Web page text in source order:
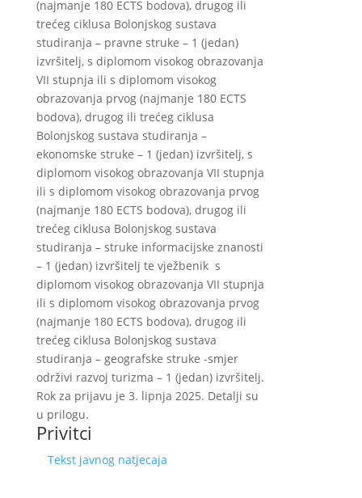
(najmanje 180 ECTS bodova), drugog ili
trećeg ciklusa Bolonjskog sustava
studiranja – pravne struke – 1 (jedan)
izvršitelj, s diplomom visokog obrazovanja
VII stupnja ili s diplomom visokog
obrazovanja prvog (najmanje 180 ECTS
bodova), drugog ili trećeg ciklusa
Bolonjskog sustava studiranja –
ekonomske struke – 1 (jedan) izvršitelj, s
diplomom visokog obrazovanja VII stupnja
ili s diplomom visokog obrazovanja prvog
(najmanje 180 ECTS bodova), drugog ili
trećeg ciklusa Bolonjskog sustava
studiranja – struke informacijske znanosti
– 1 (jedan) izvršitelj te vježbenik s
diplomom visokog obrazovanja VII stupnja
ili s diplomom visokog obrazovanja prvog
(najmanje 180 ECTS bodova), drugog ili
trećeg ciklusa Bolonjskog sustava
studiranja – geografske struke -smjer
održivi razvoj turizma – 1 (jedan) izvršitelj.
Rok za prijavu je 3. lipnja 2025. Detalji su
u prilogu.
Privitci
Tekst javnog natjecaja